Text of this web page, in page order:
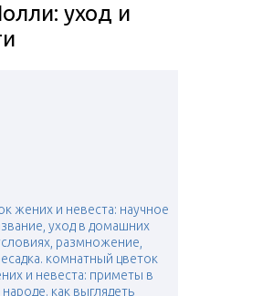
уход и
жених и невеста: научное
уход в домашних
размножение,
комнатный цветок
и невеста: приметы в
народе. как выглядеть